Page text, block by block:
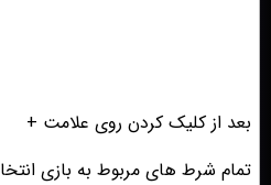
بعد از کلیک کردن روی علامت +
تمام شرط های مربوط به بازی